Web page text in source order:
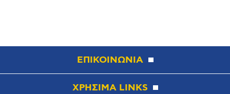
ΕΠΙΚΟΙΝΩΝΙΑ
ΧΡΗΣΙΜΑ LINKS